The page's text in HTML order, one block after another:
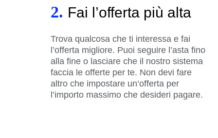
2. Fai l’offerta più alta
Trova qualcosa che ti interessa e fai
l’offerta migliore. Puoi seguire l’asta fino
alla fine o lasciare che il nostro sistema
faccia le offerte per te. Non devi fare
altro che impostare un’offerta per
l’importo massimo che desideri pagare.